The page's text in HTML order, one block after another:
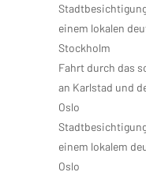
einem lokalen
Stockholm
Fahrt durch das
an Karlstad und
Oslo
einem lokalem
Oslo